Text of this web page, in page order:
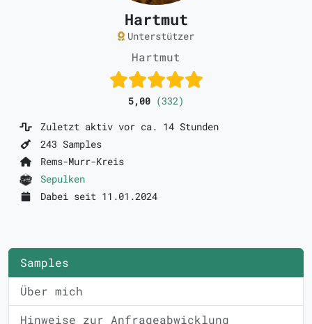
Hartmut
Unterstützer
Hartmut
5,00 (332)
Zuletzt aktiv vor ca. 14 Stunden
243 Samples
Rems-Murr-Kreis
Sepulken
Dabei seit 11.01.2024
Samples
Über mich
Hinweise zur Anfrageabwicklung